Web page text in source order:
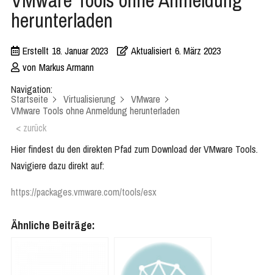
herunterladen
Erstellt 18. Januar 2023 Aktualisiert 6. März 2023
von Markus Armann
Navigation:
Startseite Virtualisierung
VMware
VMware Tools ohne Anmeldung herunterladen
< zurück
Hier findest du den direkten Pfad zum Download der VMware Tools.
Navigiere dazu direkt auf:
https://packages.vmware.com/tools/esx
Ähnliche Beiträge: